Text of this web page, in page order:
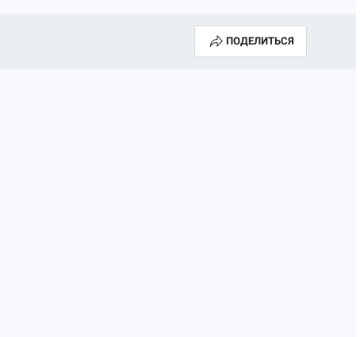
ПОДЕЛИТЬСЯ